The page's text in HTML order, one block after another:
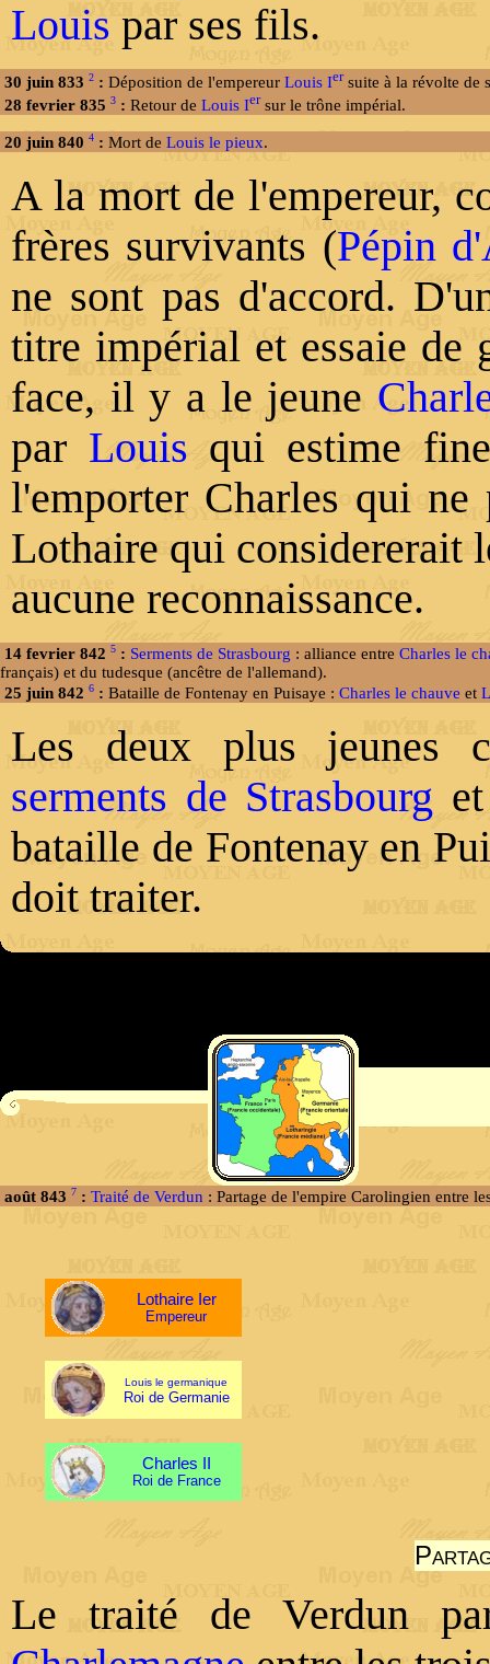
Louis par ses fils.
30 juin 833 2 : Déposition de l'empereur Louis Iersuite à la révolte de
28 fevrier 835 3 : Retour de Louis Iersur le trône impérial.
20 juin 840 4 : Mort de Louis le pieux.
A la mort de l'empereur,
frères survivants (Pépin
ne sont pas d'accord.
titre impérial et essaie de
face, il y a le jeune
par Louis qui estime
l'emporter Charles qui
Lothaire qui considererait
aucune reconnaissance.
14 fevrier 842 5 : Serments de Strasbourg : alliance entre Charles le
français) et du tudesque (ancêtre de l'allemand).
25 juin 842 6 : Bataille de Fontenay en Puisaye : Charles le chauve et
Les deux plus jeunes
serments de Strasbourg
bataille de Fontenay en
doit traiter.
août 843 7 : Traité de Verdun : Partage de l'empire Carolingien entre
Lothaire Ier
Empereur
Louis le germanique
Roi de Germanie
Charles II
Roi de France
Le traité de Verdun